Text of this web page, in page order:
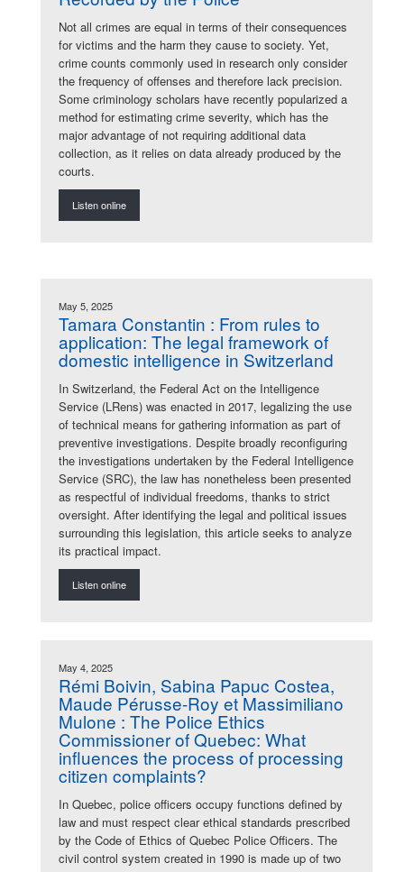
Not all crimes are equal in terms of their consequences
for victims and the harm they cause to society. Yet,
crime counts commonly used in research only consider
the frequency of offenses and therefore lack precision.
Some criminology scholars have recently popularized a
method for estimating crime severity, which has the
major advantage of not requiring additional data
collection, as it relies on data already produced by the
courts.
Listen online
May 5, 2025
Tamara Constantin : From rules to
application: The legal framework of
domestic intelligence in Switzerland
In Switzerland, the Federal Act on the Intelligence
Service (LRens) was enacted in 2017, legalizing the use
of technical means for gathering information as part of
preventive investigations. Despite broadly reconfiguring
the investigations undertaken by the Federal Intelligence
Service (SRC), the law has nonetheless been presented
as respectful of individual freedoms, thanks to strict
oversight. After identifying the legal and political issues
surrounding this legislation, this article seeks to analyze
its practical impact.
Listen online
May 4, 2025
Rémi Boivin, Sabina Papuc Costea,
Maude Pérusse-Roy et Massimiliano
Mulone : The Police Ethics
Commissioner of Quebec: What
influences the process of processing
citizen complaints?
In Quebec, police officers occupy functions defined by
law and must respect clear ethical standards prescribed
by the Code of Ethics of Quebec Police Officers. The
civil control system created in 1990 is made up of two